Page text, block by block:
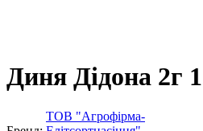
Диня Дідона 2г
ТОВ "Агрофірма-